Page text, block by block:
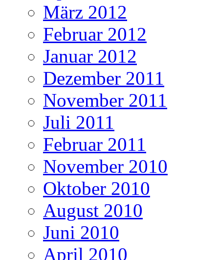
März 2012
Februar 2012
Januar 2012
Dezember 2011
November 2011
Juli 2011
Februar 2011
November 2010
Oktober 2010
August 2010
Juni 2010
April 2010